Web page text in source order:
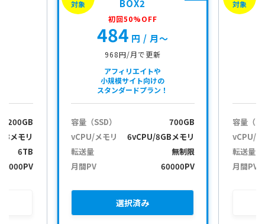
ر
ی
200GB
メモリ
6TB
対象 BOX2
初回50%OFF
484 円 / 月〜
968円/月で更新
アフィリエイトや
小規模サイト向けの
スタンダードプラン！
容量（SSD）
700GB
vCPU/メモリ
6vCPU/8GBメモリ
転送量
無制限
月間PV
60000PV
選択済み
対象
容量（
vCPU/
転送量
月間PV